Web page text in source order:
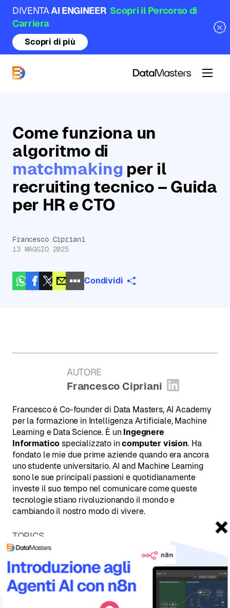
DIVENTAAI ENGINEER Scopri il Percorso di
Carriera
Scopri di più
Come funziona un
algoritmo di
matchmaking per il
recruiting tecnico – Guida
per HR e CTO
Francesco Cipriani
13 MAGGIO 2025
Condividi
AUTORE
:Francesco Cipriani
Francesco è Co-founder di Data Masters, AI Academy
per la formazione in Intelligenza Artificiale, Machine
Learning e Data Science. È un Ingegnere
Informaticospecializzato incomputer vision. Ha
fondato le mie due prime aziende quando era ancora
uno studente universitario. AI and Machine Learning
sono le sue principali passioni e quotidianamente
investe il suo tempo nel comunicare come queste
tecnologie stiano rivoluzionando il mondo e
cambiando il nostro modo di vivere.
TOPICS
SKILL AI